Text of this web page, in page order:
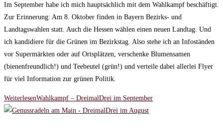
Im September habe ich mich hauptsächlich mit dem Wahlkampf beschäftigt.
Zur Erinnerung: Am 8. Oktober finden in Bayern Bezirks- und
Landtagswahlen statt. Auch die Hessen wählen einen neuen Landtag. Und
ich kandidiere für die Grünen im Bezirkstag. Also stehe ich an Infoständen
vor Supermärkten oder auf Ortsplätzen, verschenke Blumensamen
(bienenfreundlich!) und Teebeutel (grün!) und verteile dabei allerlei Flyer
für viel Information zur grünen Politik.
WeiterlesenWahlkampf – DreimalDrei im September